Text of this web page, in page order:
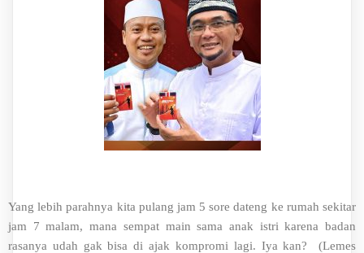
Yang lebih parahnya kita pulang jam 5 sore dateng ke rumah sekitar
jam 7 malam, mana sempat main sama anak istri karena badan
rasanya udah gak bisa di ajak kompromi lagi. Iya kan? (Lemes